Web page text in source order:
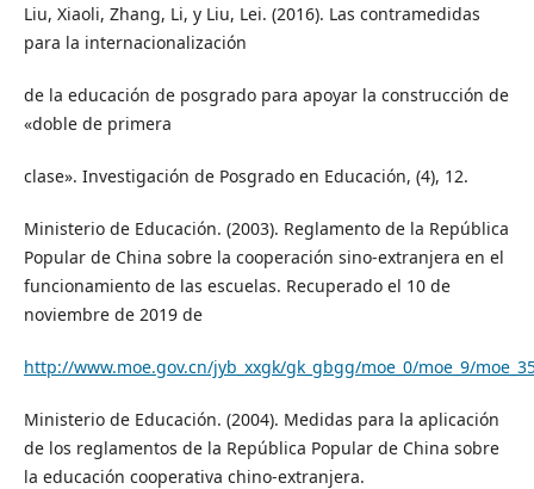
Liu, Xiaoli, Zhang, Li, y Liu, Lei. (2016). Las contramedidas
para la internacionalización
de la educación de posgrado para apoyar la construcción de
«doble de primera
clase». Investigación de Posgrado en Educación, (4), 12.
Ministerio de Educación. (2003). Reglamento de la República
Popular de China sobre la cooperación sino-extranjera en el
funcionamiento de las escuelas. Recuperado el 10 de
noviembre de 2019 de
http://www.moe.gov.cn/jyb_xxgk/gk_gbgg/moe_0/moe_9/
Ministerio de Educación. (2004). Medidas para la aplicación
de los reglamentos de la República Popular de China sobre
la educación cooperativa chino-extranjera.